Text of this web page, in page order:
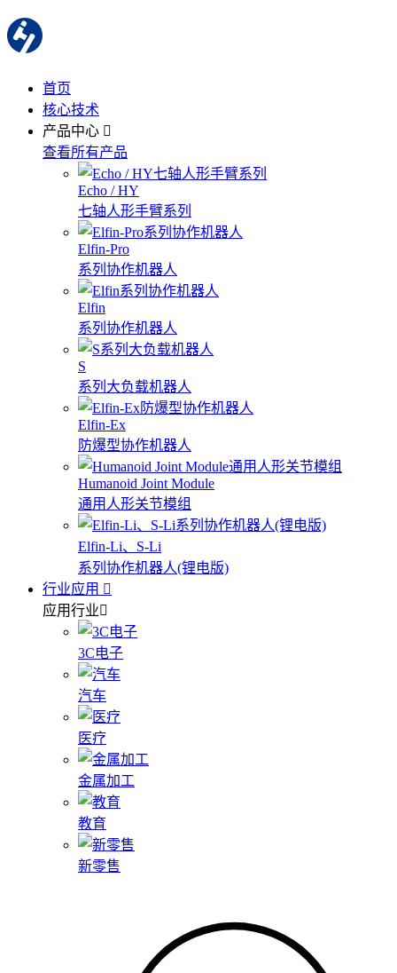
首页
核心技术
产品中心
查看所有产品
Echo / HY
七轴人形手臂系列
Elfin-Pro
系列协作机器人
Elfin
系列协作机器人
S
系列大负载机器人
Elfin-Ex
防爆型协作机器人
Humanoid Joint Module
通用人形关节模组
Elfin-Li、S-Li
系列协作机器人(锂电版)
行业应用
应用行业
3C电子
汽车
医疗
金属加工
教育
新零售